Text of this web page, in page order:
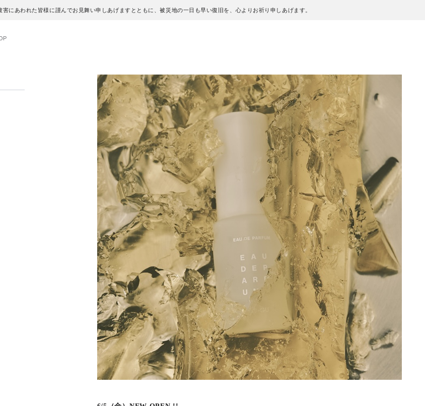
にあわれた皆様に謹んでお見舞い申しあげますとともに、被災地の一日も早い復旧を、心よりお祈り申しあげます。